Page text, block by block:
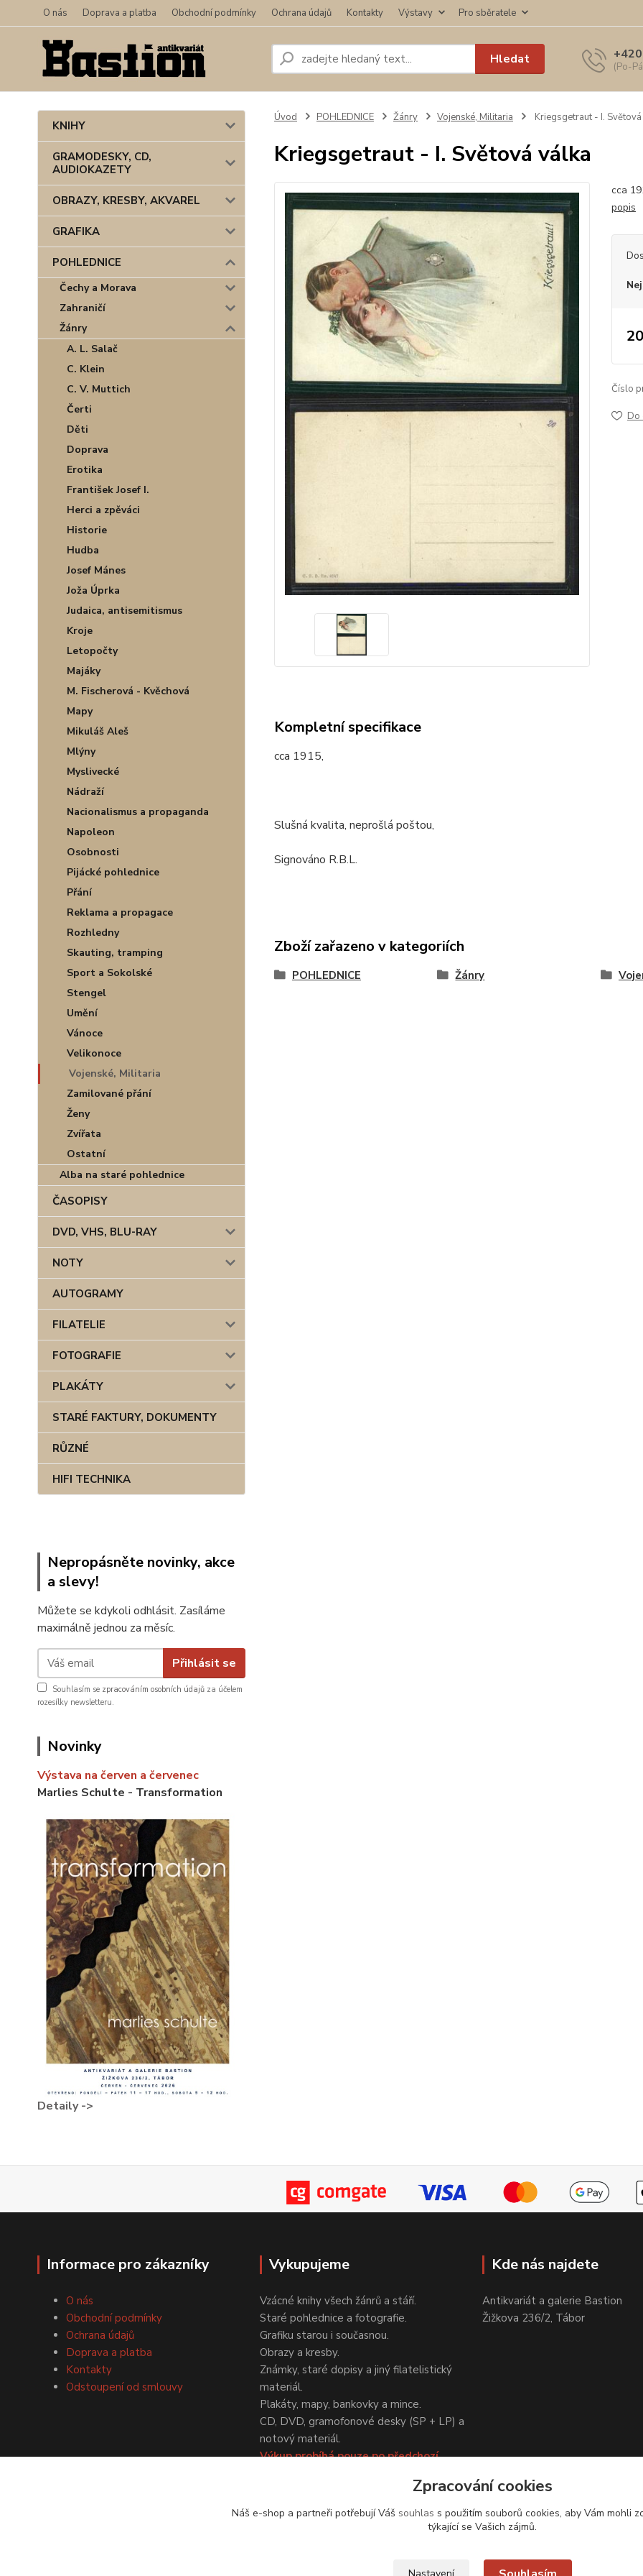
O nás Doprava a platba Obchodní podmínky Ochrana údajů Kontakty Výstavy Pro sběratele
Hledat (Po-
KNIHY
GRAMODESKY, CD,
AUDIOKAZETY
OBRAZY, KRESBY, AKVAREL
GRAFIKA
POHLEDNICE
Čechy a Morava
Zahraničí
Žánry
A. L. Salač
C. Klein
C. V. Muttich
Čerti
Děti
Doprava
Erotika
František Josef I.
Herci a zpěváci
Historie
Hudba
Josef Mánes
Joža Úprka
Judaica, antisemitismus
Kroje
Letopočty
Majáky
M. Fischerová - Kvěchová
Mapy
Mikuláš Aleš
Mlýny
Myslivecké
Nádraží
Nacionalismus a propaganda
Napoleon
Osobnosti
Pijácké pohlednice
Přání
Reklama a propagace
Rozhledny
Skauting, tramping
Sport a Sokolské
Stengel
Umění
Vánoce
Velikonoce
Vojenské, Militaria
Zamilované přání
Ženy
Zvířata
Ostatní
Alba na staré pohlednice
ČASOPISY
DVD, VHS, BLU-RAY
NOTY
AUTOGRAMY
FILATELIE
FOTOGRAFIE
PLAKÁTY
STARÉ FAKTURY, DOKUMENTY
RŮZNÉ
HIFI TECHNIKA
Nepropásněte novinky, akce
a slevy!
Můžete se kdykoli odhlásit. Zasíláme
maximálně jednou za měsíc.
Přihlásit se
Souhlasím se zpracováním osobních údajů za účelem
rozesílky newsletteru.
Novinky
Výstava na červen a červenec
Marlies Schulte - Transformation
Detaily ->
Úvod POHLEDNICE Žánry Vojenské, Militaria Kriegsgetraut - I.
Kriegsgetraut - I. Světová válka
cca
popis
Číslo
Do
Kompletní specifikace
cca 1915,
Slušná kvalita, neprošlá poštou,
Signováno R.B.L.
Zboží zařazeno v kategoriích
POHLEDNICE Žánry
Informace pro zákazníky
O nás
Obchodní podmínky
Ochrana údajů
Doprava a platba
Kontakty
Odstoupení od smlouvy
Vykupujeme
Vzácné knihy všech žánrů a stáří.
Staré pohlednice a fotografie.
Grafiku starou i současnou.
Obrazy a kresby.
Známky, staré dopisy a jiný filatelistický
materiál.
Plakáty, mapy, bankovky a mince.
CD, DVD, gramofonové desky (SP + LP) a
notový materiál.
Výkup probíhá pouze po předchozí
Kde nás najdete
Antikvariát a galerie Bastion
Žižkova 236/2, Tábor
Upravit sběr cookies.
Zpracování cookies
Náš e-shop a partneři potřebují Váš souhlas s použitím souborů cookies, aby Vám mohli
týkající se Vašich zájmů.